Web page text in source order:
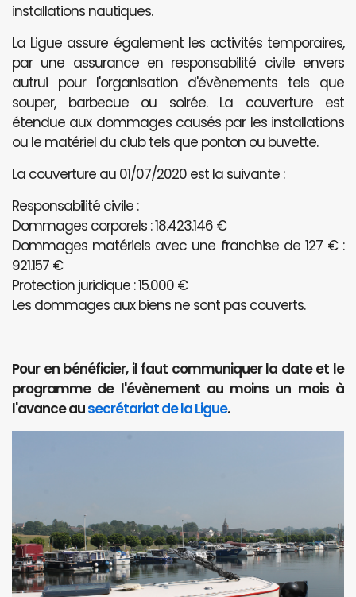
installations nautiques.
La Ligue assure également les activités temporaires,
par une assurance en responsabilité civile envers
autrui pour l'organisation d'évènements tels que
souper, barbecue ou soirée. La couverture est
étendue aux dommages causés par les installations
ou le matériel du club tels que ponton ou buvette.
La couverture au 01/07/2020 est la suivante :
Responsabilité civile :
Dommages corporels : 18.423.146 €
Dommages matériels avec une franchise de 127 € :
921.157 €
Protection juridique : 15.000 €
Les dommages aux biens ne sont pas couverts.
Pour en bénéficier, il faut communiquer la date et le
programme de l'évènement au moins un mois à
l'avance ausecrétariat de la Ligue.